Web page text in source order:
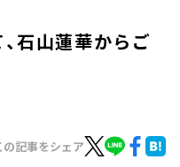
石山蓮華からご
の記事をシェア